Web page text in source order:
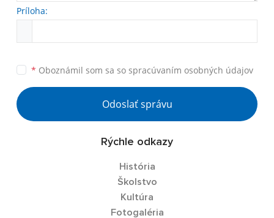
Príloha:
* Oboznámil som sa so spracúvaním osobných údajov
Odoslať správu
Rýchle odkazy
História
Školstvo
Kultúra
Fotogaléria